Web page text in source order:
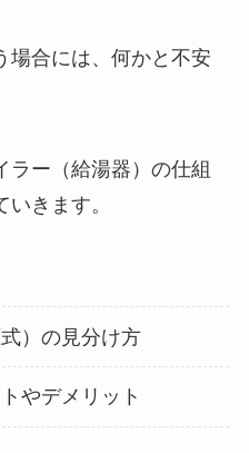
場合には、何かと不安
ラー（給湯器）の仕組
きます。
）の見分け方
やデメリット